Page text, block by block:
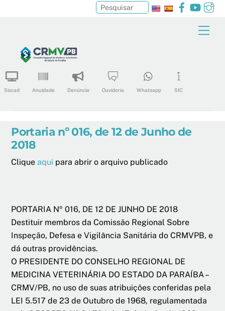
content
Facebook
Siscad Anuidade Denúncia Ouvidoria Whatsapp SIC
Pesquisar
Portaria nº 016, de 12 de Junho de
2018
Clique aqui para abrir o arquivo publicado
PORTARIA Nº 016, DE 12 DE JUNHO DE 2018
Destituir membros da Comissão Regional Sobre
Inspeção, Defesa e Vigilância Sanitária do CRMVPB, e
dá outras providências.
O PRESIDENTE DO CONSELHO REGIONAL DE
MEDICINA VETERINÁRIA DO ESTADO DA PARAÍBA –
CRMV/PB, no uso de suas atribuições conferidas pela
LEI 5.517 de 23 de Outubro de 1968, regulamentada